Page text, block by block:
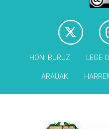
HONI BURUZ LEGE
ARAUAK